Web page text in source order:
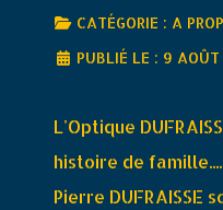
CATÉGORIE : A
PUBLIÉ LE : 9
L'Optique
histoire de
Pierre DUFRAISSE